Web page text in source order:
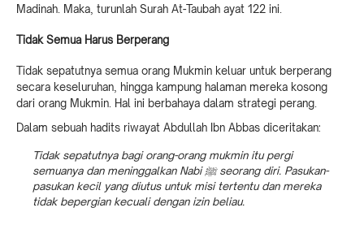
Madinah. Maka, turunlah Surah At-Taubah ayat 122 ini.
Tidak Semua Harus Berperang
Tidak sepatutnya semua orang Mukmin keluar untuk berperang
secara keseluruhan, hingga kampung halaman mereka kosong
dari orang Mukmin. Hal ini berbahaya dalam strategi perang.
Dalam sebuah hadits riwayat Abdullah Ibn Abbas diceritakan:
Tidak sepatutnya bagi orang-orang mukmin itu pergi
semuanya dan meninggalkan Nabi ﷺ seorang diri. Pasukan-
pasukan kecil yang diutus untuk misi tertentu dan mereka
tidak bepergian kecuali dengan izin beliau.